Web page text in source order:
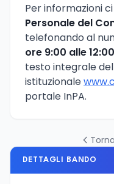
Per informazioni
Personale del
telefonando al
ore 9:00 alle 12:00
testo integrale
istituzionale
portale InPA.
DETTAGLI BANDO